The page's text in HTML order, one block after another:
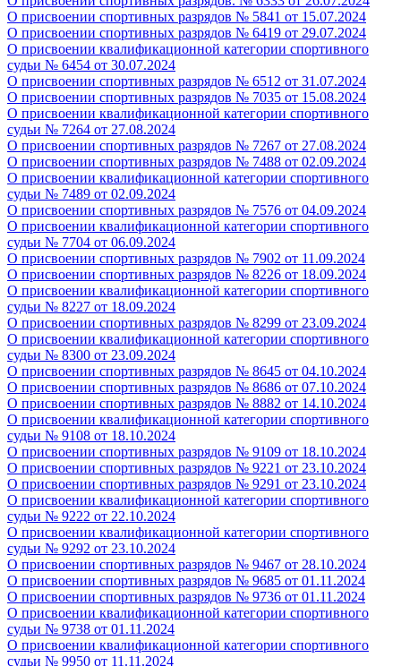
О присвоении спортивных разрядов № 5841 от 15.07.2024
О присвоении спортивных разрядов № 6419 от 29.07.2024
О присвоении квалификационной категории спортивного
судьи № 6454 от 30.07.2024
О присвоении спортивных разрядов № 6512 от 31.07.2024
О присвоении спортивных разрядов № 7035 от 15.08.2024
О присвоении квалификационной категории спортивного
судьи № 7264 от 27.08.2024
О присвоении спортивных разрядов № 7267 от 27.08.2024
О присвоении спортивных разрядов № 7488 от 02.09.2024
О присвоении квалификационной категории спортивного
судьи № 7489 от 02.09.2024
О присвоении спортивных разрядов № 7576 от 04.09.2024
О присвоении квалификационной категории спортивного
судьи № 7704 от 06.09.2024
О присвоении спортивных разрядов № 7902 от 11.09.2024
О присвоении спортивных разрядов № 8226 от 18.09.2024
О присвоении квалификационной категории спортивного
судьи № 8227 от 18.09.2024
О присвоении спортивных разрядов № 8299 от 23.09.2024
О присвоении квалификационной категории спортивного
судьи № 8300 от 23.09.2024
О присвоении спортивных разрядов № 8645 от 04.10.2024
О присвоении спортивных разрядов № 8686 от 07.10.2024
О присвоении спортивных разрядов № 8882 от 14.10.2024
О присвоении квалификационной категории спортивного
судьи № 9108 от 18.10.2024
О присвоении спортивных разрядов № 9109 от 18.10.2024
О присвоении спортивных разрядов № 9221 от 23.10.2024
О присвоении спортивных разрядов № 9291 от 23.10.2024
О присвоении квалификационной категории спортивного
судьи № 9222 от 22.10.2024
О присвоении квалификационной категории спортивного
судьи № 9292 от 23.10.2024
О присвоении спортивных разрядов № 9467 от 28.10.2024
О присвоении спортивных разрядов № 9685 от 01.11.2024
О присвоении спортивных разрядов № 9736 от 01.11.2024
О присвоении квалификационной категории спортивного
судьи № 9738 от 01.11.2024
О присвоении квалификационной категории спортивного
судьи № 9950 от 11.11.2024